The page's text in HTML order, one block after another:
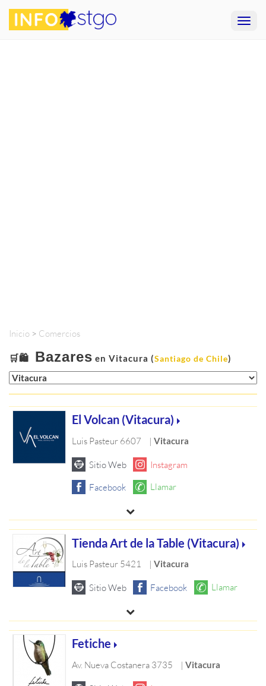
Inicio > Comercios
🛒🛍️ Bazares en Vitacura (Santiago de Chile)
El Volcan (Vitacura)
Luis Pasteur 6607 |Vitacura
Tienda Art de la Table (Vitacura)
Luis Pasteur 5421 |Vitacura
Fetiche
Av. Nueva Costanera 3735 |Vitacura